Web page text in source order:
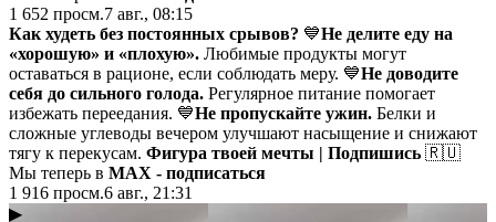
1 652 просм.7 авг., 08:15
Как худеть без постоянных срывов? 💙Не делите еду на
«хорошую» и «плохую». Любимые продукты могут
оставаться в рационе, если соблюдать меру. 💙Не доводите
себя до сильного голода. Регулярное питание помогает
избежать переедания. 💙Не пропускайте ужин. Белки и
сложные углеводы вечером улучшают насыщение и снижают
тягу к перекусам. Фигура твоей мечты | Подпишись 🇷🇺
Мы теперь в MAX - подписаться
1 916 просм.6 авг., 21:31
▶